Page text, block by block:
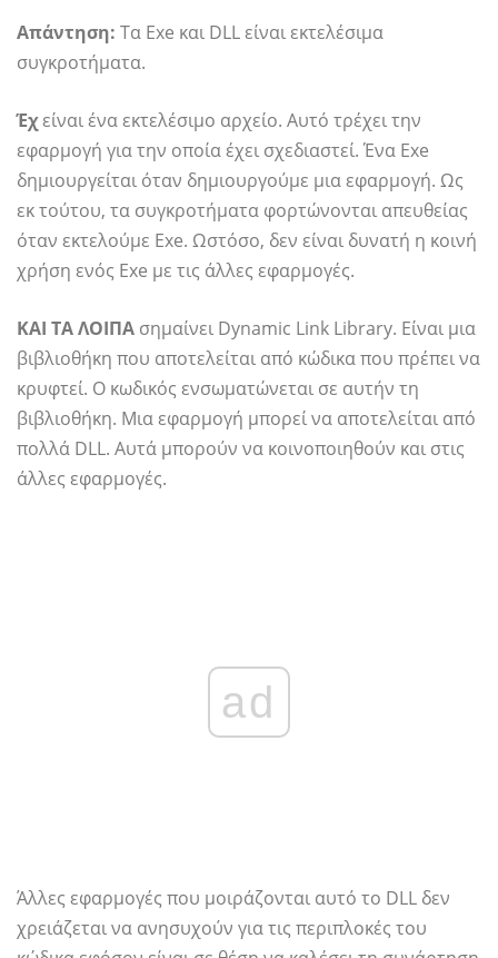
Απάντηση: Τα Exe και DLL είναι εκτελέσιμα
συγκροτήματα.
Έχείναι ένα εκτελέσιμο αρχείο. Αυτό τρέχει την
εφαρμογή για την οποία έχει σχεδιαστεί. Ένα Exe
δημιουργείται όταν δημιουργούμε μια εφαρμογή. Ως
εκ τούτου, τα συγκροτήματα φορτώνονται απευθείας
όταν εκτελούμε Exe. Ωστόσο, δεν είναι δυνατή η κοινή
χρήση ενός Exe με τις άλλες εφαρμογές.
ΚΑΙ ΤΑ ΛΟΙΠΑ σημαίνει Dynamic Link Library. Είναι μια
βιβλιοθήκη που αποτελείται από κώδικα που πρέπει να
κρυφτεί. Ο κωδικός ενσωματώνεται σε αυτήν τη
βιβλιοθήκη. Μια εφαρμογή μπορεί να αποτελείται από
πολλά DLL. Αυτά μπορούν να κοινοποιηθούν και στις
άλλες εφαρμογές.
ad
Άλλες εφαρμογές που μοιράζονται αυτό το DLL δεν
χρειάζεται να ανησυχούν για τις περιπλοκές του